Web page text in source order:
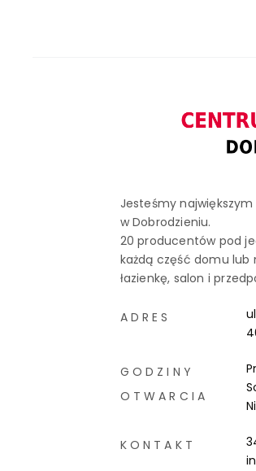
Jesteśmy
w Dobrodzieniu.
20 producentów pod
każdą część domu lub
łazienkę, salon i
ADRES
GODZINY
OTWARCIA
KONTAKT